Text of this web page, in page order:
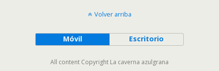
Volver arriba
Móvil Escritorio
All content Copyright La caverna azulgrana